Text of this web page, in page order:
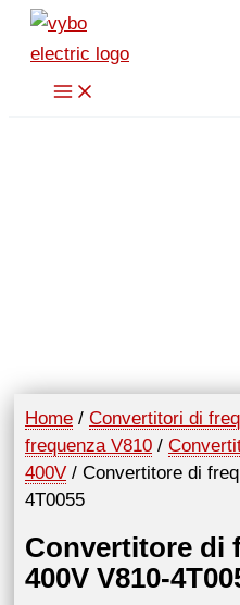
Vai
contenuto
Home / Convertitori di
frequenza V810 /
400V / Convertitore di
4T0055
Convertitore di
400V V810-